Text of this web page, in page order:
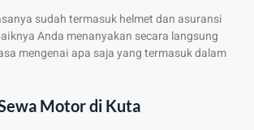
sudah termasuk helmet dan asuransi
Anda menanyakan secara langsung
mengenai apa saja yang termasuk dalam
Motor di Kuta